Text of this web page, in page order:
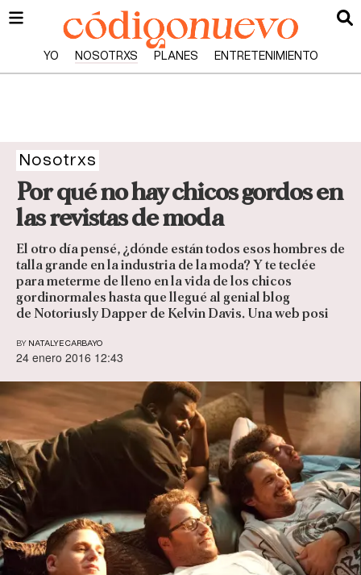
YO NOSOTRXS PLANES ENTRETENIMIENTO
Nosotrxs
Por qué no hay chicos gordos en
las revistas de moda
El otro día pensé, ¿dónde están todos esos hombres de
talla grande en la industria de la moda? Y te teclée
para meterme de lleno en la vida de los chicos
gordinormales hasta que llegué al genial blog
de Notoriusly Dapper de Kelvin Davis. Una web posi
BY NATALYE CARBAYO
24 enero 2016 12:43